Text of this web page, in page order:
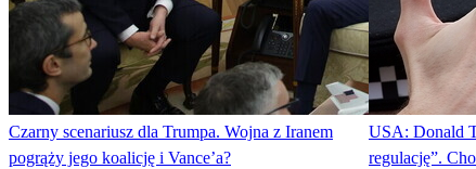
Czarny scenariusz dla Trumpa. Wojna z Iranem
pogrąży jego koalicję i Vance’a?
USA: Donald
regulację”.